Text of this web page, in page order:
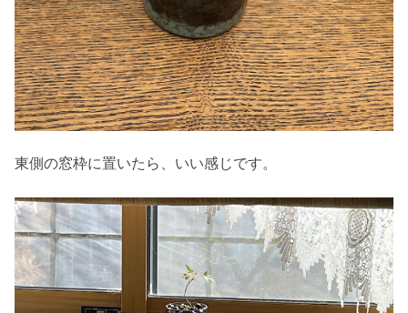
東側の窓枠に置いたら、いい感じです。